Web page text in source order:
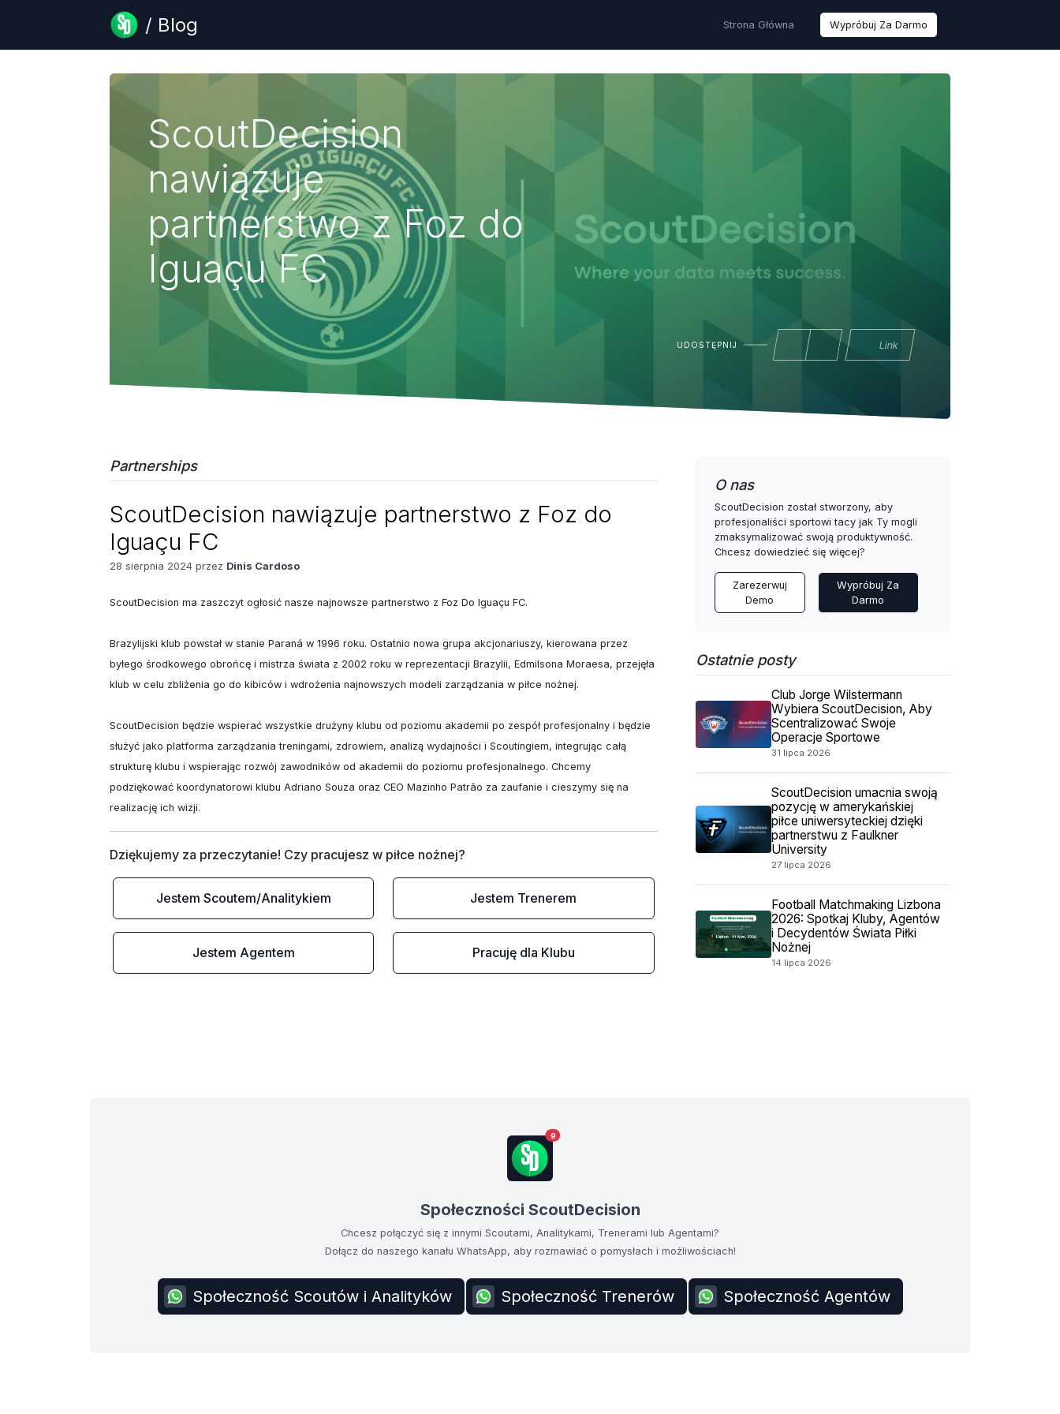
/ Blog Strona Główna Wypróbuj Za Darmo
ScoutDecision
nawiązuje
partnerstwo z Foz do
Iguaçu FC
UDOSTĘPNIJ Link
Partnerships
ScoutDecision nawiązuje partnerstwo z Foz do
Iguaçu FC
28 sierpnia 2024 przez Dinis Cardoso
ScoutDecision ma zaszczyt ogłosić nasze najnowsze partnerstwo z Foz Do Iguaçu FC.
Brazylijski klub powstał w stanie Paraná w 1996 roku. Ostatnio nowa grupa akcjonariuszy, kierowana przez
byłego środkowego obrońcę i mistrza świata z 2002 roku w reprezentacji Brazylii, Edmilsona Moraesa, przejęła
klub w celu zbliżenia go do kibiców i wdrożenia najnowszych modeli zarządzania w piłce nożnej.
ScoutDecision będzie wspierać wszystkie drużyny klubu od poziomu akademii po zespół profesjonalny i będzie
służyć jako platforma zarządzania treningami, zdrowiem, analizą wydajności i Scoutingiem, integrując całą
strukturę klubu i wspierając rozwój zawodników od akademii do poziomu profesjonalnego. Chcemy
podziękować koordynatorowi klubu Adriano Souza oraz CEO Mazinho Patrão za zaufanie i cieszymy się na
realizację ich wizji.
Dziękujemy za przeczytanie! Czy pracujesz w piłce nożnej?
Jestem Scoutem/Analitykiem Jestem Trenerem
Jestem Agentem Pracuję dla Klubu
O nas
ScoutDecision został stworzony, aby
profesjonaliści sportowi tacy jak Ty mogli
zmaksymalizować swoją produktywność.
Chcesz dowiedzieć się więcej?
Zarezerwuj
Demo
Wypróbuj Za
Darmo
Ostatnie posty
Club Jorge Wilstermann
Wybiera ScoutDecision, Aby
Scentralizować Swoje
Operacje Sportowe
31 lipca 2026
ScoutDecision umacnia swoją
pozycję w amerykańskiej
piłce uniwersyteckiej dzięki
partnerstwu z Faulkner
University
27 lipca 2026
Football Matchmaking Lizbona
2026: Spotkaj Kluby, Agentów
i Decydentów Świata Piłki
Nożnej
14 lipca 2026
9
Społeczności ScoutDecision
Chcesz połączyć się z innymi Scoutami, Analitykami, Trenerami lub Agentami?
Dołącz do naszego kanału WhatsApp, aby rozmawiać o pomysłach i możliwościach!
Społeczność Scoutów i Analityków Społeczność Trenerów Społeczność Agentów